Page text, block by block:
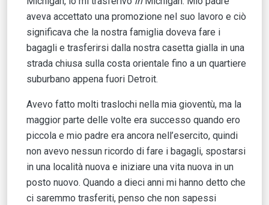
aveva accettato una promozione nel suo lavoro e ciò
significava che la nostra famiglia doveva fare i
bagagli e trasferirsi dalla nostra casetta gialla in una
strada chiusa sulla costa orientale fino a un quartiere
suburbano appena fuori Detroit.
Avevo fatto molti traslochi nella mia gioventù, ma la
maggior parte delle volte era successo quando ero
piccola e mio padre era ancora nell’esercito, quindi
non avevo nessun ricordo di fare i bagagli, spostarsi
in una località nuova e iniziare una vita nuova in un
posto nuovo. Quando a dieci anni mi hanno detto che
ci saremmo trasferiti, penso che non sapessi